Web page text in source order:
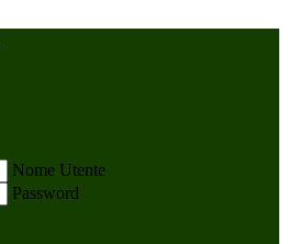
Nome Utente
Password